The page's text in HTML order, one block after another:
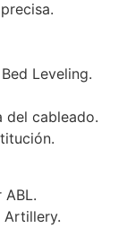
Leveling.
del cableado.
Artillery.